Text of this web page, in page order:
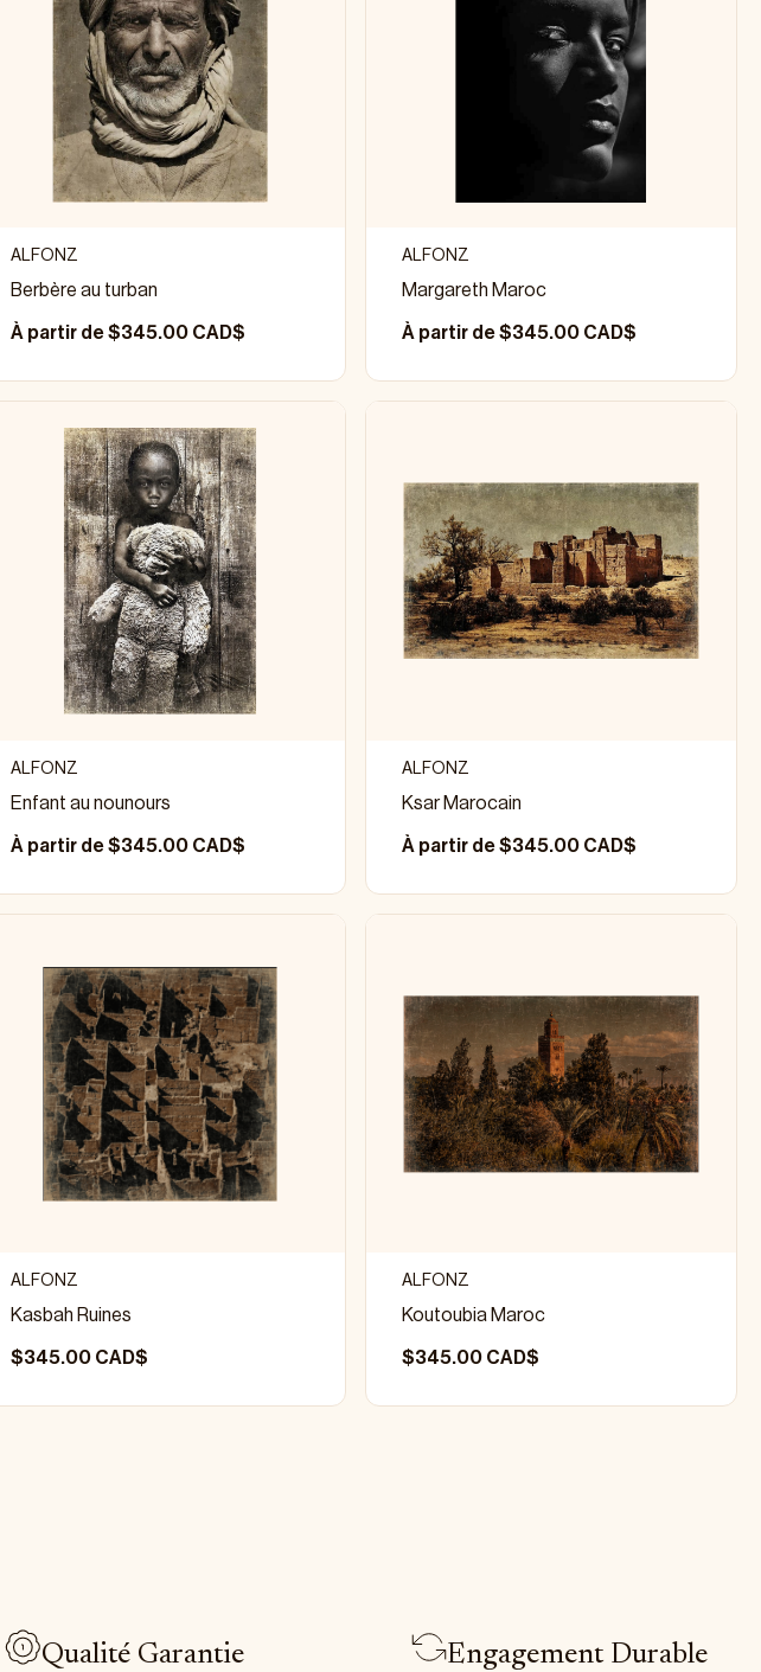
ALFONZ
Berbère au turban
À partir de $345.00 CAD$
ALFONZ
Margareth Maroc
À partir de $345.00 CAD$
ALFONZ
Enfant au nounours
À partir de $345.00 CAD$
ALFONZ
Ksar Marocain
À partir de $345.00 CAD$
ALFONZ
Kasbah Ruines
$345.00 CAD$
ALFONZ
Koutoubia Maroc
$345.00 CAD$
Qualité Garantie Engagement Durable